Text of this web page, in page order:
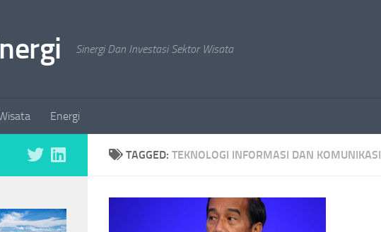
Sinergi Dan Investasi Sektor Wisata
Energi
TAGGED: TEKNOLOGI INFORMASI DAN KOMUNIKASI